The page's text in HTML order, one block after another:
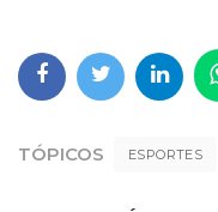
TÓPICOS ESPORTES